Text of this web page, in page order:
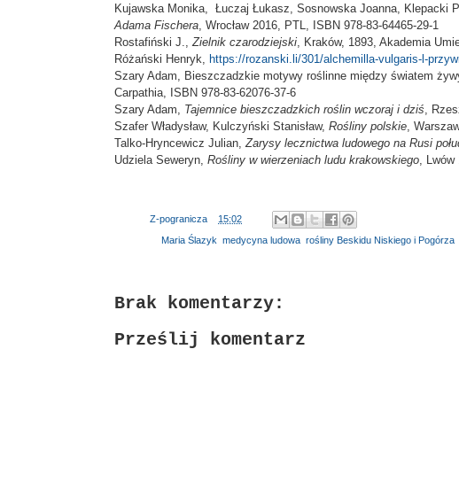
Kujawska Monika, Łuczaj Łukasz, Sosnowska Joanna, Klepacki
Adama Fischera , Wrocław 2016, PTL, ISBN 978-83-64465-29-1
Rostafiński J., Zielnik czarodziejski , Kraków, 1893, Akademia
Różański Henryk, https://rozanski.li/301/alchemilla-vulgaris-l-
Szary Adam, Bieszczadzkie motywy roślinne między światem
Carpathia, ISBN 978-83-62076-37-6
Szary Adam, Tajemnice bieszczadzkich roślin wczoraj i dziś ,
Szafer Władysław, Kulczyński Stanisław, Rośliny polskie ,
Talko-Hryncewicz Julian, Zarysy lecznictwa ludowego na Rusi
Udziela Seweryn, Rośliny w wierzeniach ludu krakowskiego , Lwów
Z-pogranicza 15:02
Maria Ślazyk medycyna ludowa rośliny Beskidu Niskiego i Pogórza
Brak komentarzy:
Prześlij komentarz